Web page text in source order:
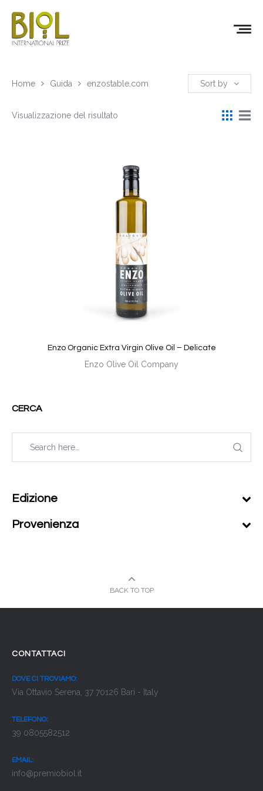
Home Guida enzostable.com Sort by
Visualizzazione del risultato
Enzo Organic Extra Virgin Olive Oil – Delicate
Enzo Olive Oil Company
CERCA
Edizione
Provenienza
BACK TO TOP
CONTATTACI
DOVE CI TROVIAMO:
Via Ottavio Serena, 37 70126 Bari - Italy
TELEFONO:
39 0805582512
EMAIL:
info@premiobiol.it